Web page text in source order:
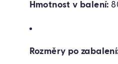
Hmotnost v balení:
Rozměry po